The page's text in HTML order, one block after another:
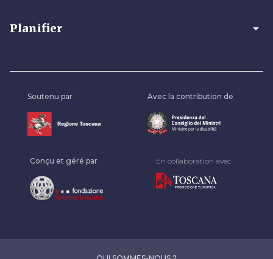
Planifier arrow_drop_down
Soutenu par Avec la contribution de
Conçu et géré par En collaboration avec